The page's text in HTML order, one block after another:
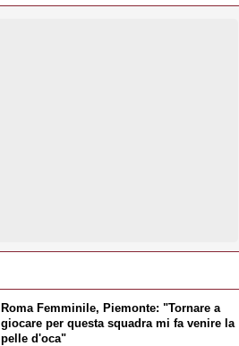
Roma Femminile, Piemonte: "Tornare a
giocare per questa squadra mi fa venire la
pelle d'oca"